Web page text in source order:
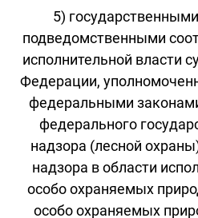
5)
подведомственными
исполнительной власти
Федерации,
федеральными
федерального
надзора (лесной
надзора в области
особо охраняемых
особо охраняемых